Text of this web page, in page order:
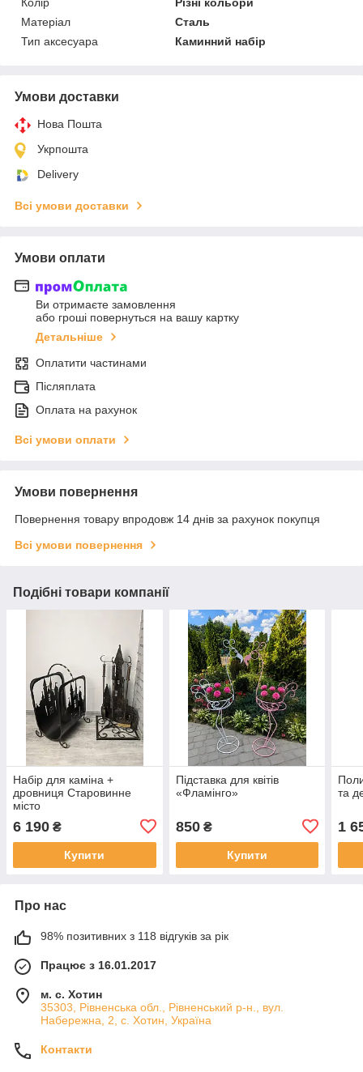
Матеріал
Сталь
Тип аксесуара
Каминний набір
Умови доставки
Нова Пошта
Укрпошта
Delivery
Всі умови доставки
Умови оплати
Ви отримаєте замовлення
або гроші повернуться на вашу картку
Детальніше
Оплатити частинами
Післяплата
Оплата на рахунок
Всі умови оплати
Умови повернення
Повернення товару впродовж 14 днів за рахунок покупця
Всі умови повернення
Подібні товари компанії
Набір для каміна +
дровниця Старовинне
місто
6 190 ₴
Купити
Підставка для квітів
«Фламінго»
850₴
Купити
та
1
Про нас
98% позитивних з 118 відгуків за рік
Працює з 16.01.2017
м. с. Хотин
35303, Рівненська обл., Рівненський р-н., вул.
Набережна, 2, с. Хотин, Україна
Контакти